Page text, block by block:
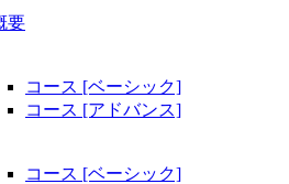
要
コース [ベーシック]
コース [アドバンス]
コース [ベーシック]